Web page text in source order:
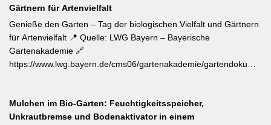
„katzenbuckelnd“ krabbelenden Larven des Kleinen und Großen
Frostspanners können bei Massenbefall kahlen Fraß
verursachen. Gegenmaßnahmen: Leimringe ab Herbst, gezielter
Meisen-Förderung und – falls nötig – biologische
Pflanzenschutzmittel. [Thema-Tag: #Schädlingsbekämpfung
Gärtnern für Artenvielfalt
Genieße den Garten – Tag der biologischen Vielfalt und Gärtnern
für Artenvielfalt 📍 Quelle: LWG Bayern – Bayerische
Gartenakademie 🔗
https://www.lwg.bayern.de/cms06/gartenakademie/
Gartenbewirtschaftung – unabhängig von der Gartengröße –
einen messbaren Beitrag zur regionalen Artenvielfalt leistet.
Mulchen im Bio-Garten: Feuchtigkeitsspeicher,
Unkrautbremse und Bodenaktivator in einem